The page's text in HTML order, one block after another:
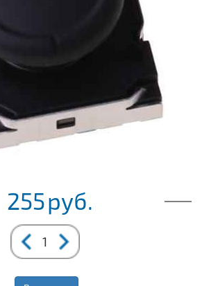
255руб.